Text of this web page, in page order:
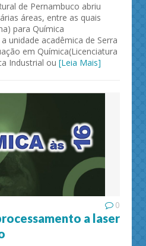
de Pernambuco abriu
áreas, entre as quais
para Química
unidade acadêmica de Serra
em Química(Licenciatura
Industrial ou [Leia Mais]
0
a laser